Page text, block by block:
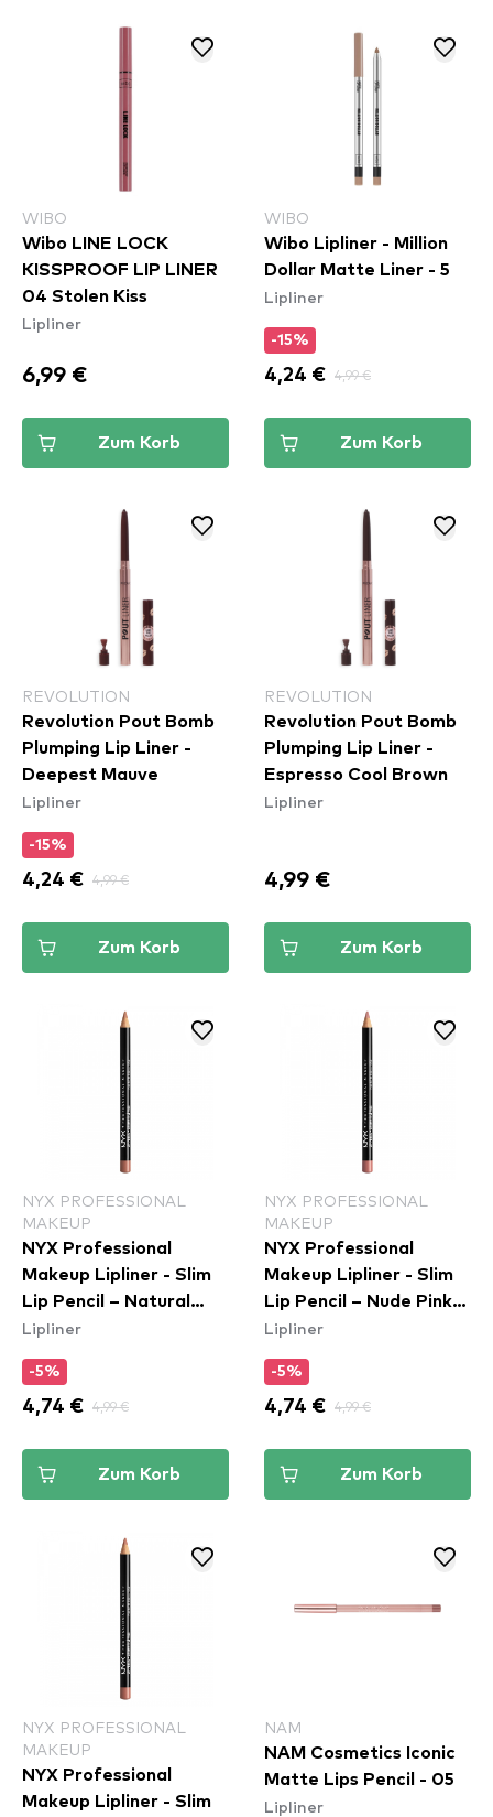
WIBO
Wibo LINE LOCK
KISSPROOF LIP LINER
04 Stolen Kiss
Lipliner
6,99 €
Zum Korb
WIBO
Wibo Lipliner - Million
Dollar Matte Liner - 5
Lipliner
-15%
4,24 € 4,99 €
Zum Korb
REVOLUTION
Revolution Pout Bomb
Plumping Lip Liner -
Deepest Mauve
Lipliner
-15%
4,24 € 4,99 €
Zum Korb
REVOLUTION
Revolution Pout Bomb
Plumping Lip Liner -
Espresso Cool Brown
Lipliner
4,99 €
Zum Korb
NYX PROFESSIONAL
MAKEUP
NYX Professional
Makeup Lipliner - Slim
Lip Pencil – Natural
(SPL810)
Lipliner
-5%
4,74 € 4,99 €
Zum Korb
NYX PROFESSIONAL
MAKEUP
NYX Professional
Makeup Lipliner - Slim
Lip Pencil – Nude Pink
(SPL858)
Lipliner
-5%
4,74 € 4,99 €
Zum Korb
NYX PROFESSIONAL
MAKEUP
NYX Professional
Makeup Lipliner - Slim
NAM
NAM Cosmetics Iconic
Matte Lips Pencil - 05
Lipliner